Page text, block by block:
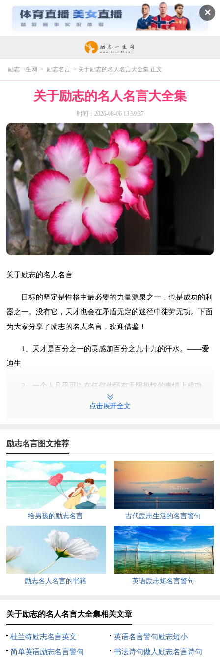
✕
励志一生网 > 励志名言 > 关于励志的名人名言大全集 正文
关于励志的名人名言大全集
时间：2026-08-06 13:39:37
关于励志的名人名言
目标的坚定是性格中最必要的力量源泉之一，也是成功的利
器之一。没有它，天才也会在矛盾无定的迷径中徒劳无功。下面
为大家分享了励志的名人名言，欢迎借鉴！
1、天才是百分之一的灵感加百分之九十九的汗水。——爱
迪生
2、一个人几乎可以在任何他怀有无限热忱的事情上成功。
根
4、坚强的信念能赢得强者的心，并使他们变得更坚强。
——白哲特
5、流水在碰到底处时才会释放活力。——歌德
6、那脑袋里的智慧，就像打火石里的火花一样，不去打它
是不肯出来的。——莎士比亚
7、多数人都拥有自己不了解的能力和机会，都有可能做到
未曾梦想的事情。——戴尔·卡耐基
点击展开全文
励志名言图文推荐
给男孩的励志名言 古代励志生活的名言警句
励志名人名言的书籍 英语励志短名言警句
关于励志的名人名言大全集相关文章
杜兰特励志名言英文
英语名言警句励志短小
简单英语励志名言警句
书法诗句做人励志名言诗句